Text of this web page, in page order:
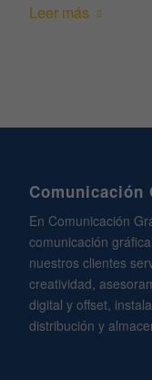
Leer más
Comunicación
En Comunicación
comunicación
nuestros clientes
creatividad,
digital y offset,
distribución y